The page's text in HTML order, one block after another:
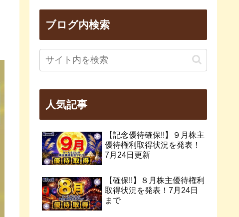
ブログ内検索
人気記事
【記念優待確保!!】９月株主
優待権利取得状況を発表！
7月24日更新
【確保!!】８月株主優待権利
取得状況を発表！7月24日
まで